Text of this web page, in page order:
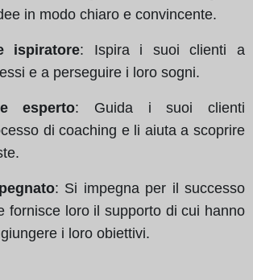
in modo chiaro e convincente.
ispiratore: Ispira i suoi clienti a
e a perseguire i loro sogni.
esperto: Guida i suoi clienti
di coaching e li aiuta a scoprire
: Si impegna per il successo
fornisce loro il supporto di cui hanno
i loro obiettivi.